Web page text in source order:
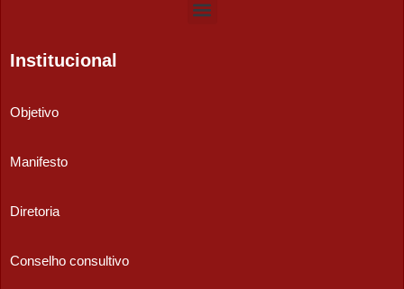
Institucional
Objetivo
Manifesto
Diretoria
Conselho consultivo